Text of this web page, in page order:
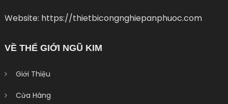
Website: https://thietbicongnghiepanphuoc.com
VỀ THẾ GIỚI NGŨ KIM
Giới Thiệu
Cửa Hàng